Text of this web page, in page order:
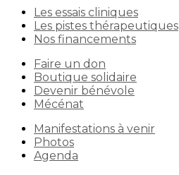
Les essais cliniques
Les pistes thérapeutiques
Nos financements
Faire un don
Boutique solidaire
Devenir bénévole
Mécénat
Manifestations à venir
Photos
Agenda